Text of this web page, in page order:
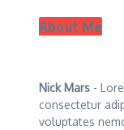
About Me
Nick Mars -
consectetur
voluptates